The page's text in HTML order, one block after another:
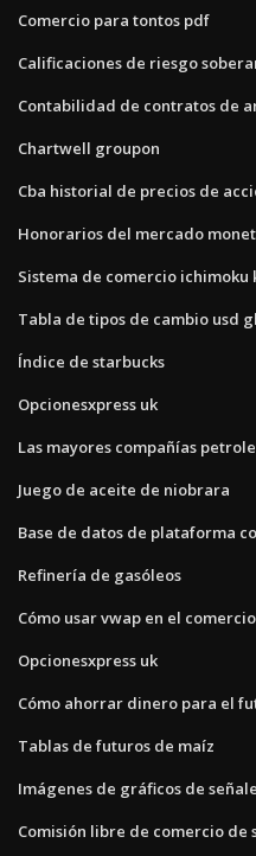
Comercio para tontos pdf
Calificaciones de riesgo
Contabilidad de contratos de
Chartwell groupon
Cba historial de precios de
Honorarios del mercado
Sistema de comercio ichimoku
Tabla de tipos de cambio usd
Índice de starbucks
Opcionesxpress uk
Las mayores compañías
Juego de aceite de niobrara
Base de datos de plataforma
Refinería de gasóleos
Cómo usar vwap en el
Opcionesxpress uk
Cómo ahorrar dinero para el
Tablas de futuros de maíz
Imágenes de gráficos de
Comisión libre de comercio de